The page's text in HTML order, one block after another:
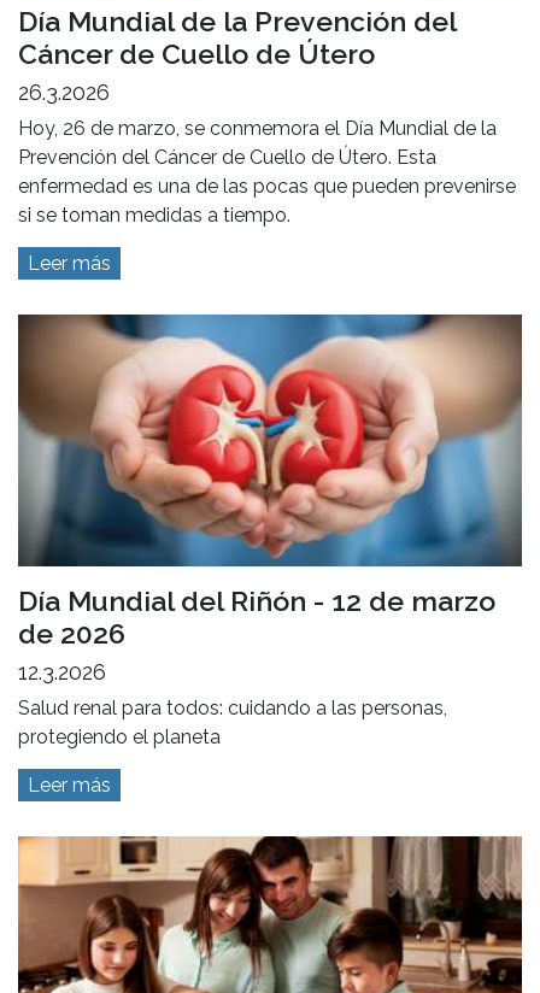
Día Mundial de la Prevención del
Cáncer de Cuello de Útero
26.3.2026
Hoy, 26 de marzo, se conmemora el Día Mundial de la
Prevención del Cáncer de Cuello de Útero. Esta
enfermedad es una de las pocas que pueden prevenirse
si se toman medidas a tiempo.
Leer más
Día Mundial del Riñón - 12 de marzo
de 2026
12.3.2026
Salud renal para todos: cuidando a las personas,
protegiendo el planeta
Leer más